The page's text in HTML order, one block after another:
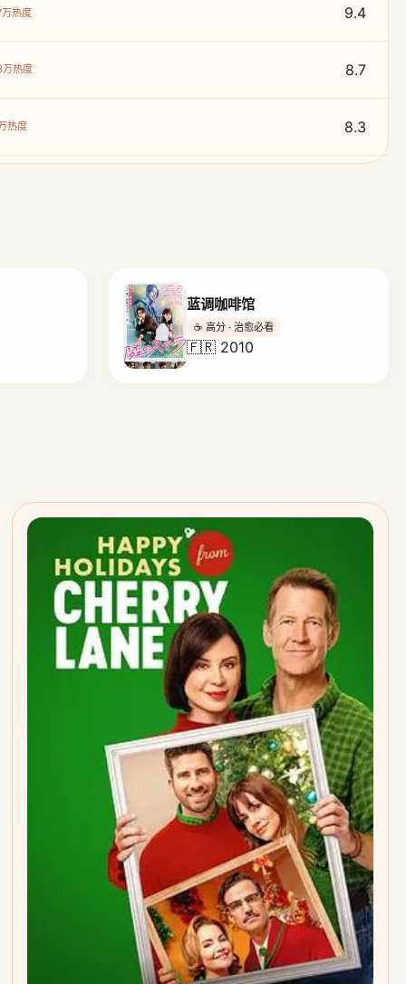
热度 9.4
万热度 8.7
热度 8.3
蓝调咖啡馆
☕ 高分 · 治愈必看
🇫🇷 2010